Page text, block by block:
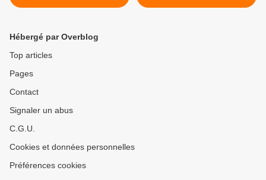
Généraux du numérique
réalité ? >
Hébergé par Overblog
Top articles
Pages
Contact
Signaler un abus
C.G.U.
Cookies et données personnelles
Préférences cookies